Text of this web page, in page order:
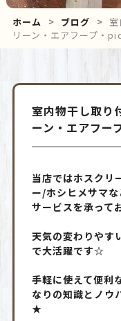
ホーム ブログ
リーン・エアフープ・
室内物干し取り
ーン・エアフー
当店ではホスクリ
ー/ホシヒメサマ
サービスを承って
天気の変わりやす
で大活躍です☆
手軽に使えて便利
なりの知識とノウ
★